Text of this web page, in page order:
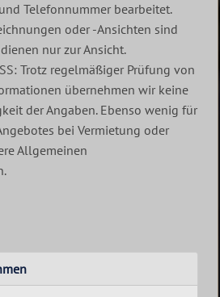
Telefonnummer bearbeitet.
oder -Ansichten sind
nur zur Ansicht.
Trotz regelmäßiger Prüfung von
übernehmen wir keine
der Angaben. Ebenso wenig für
bei Vermietung oder
Allgemeinen